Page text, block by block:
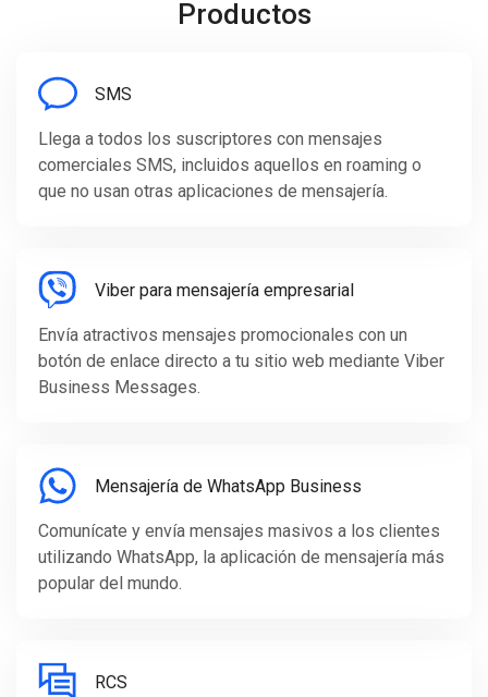
Productos
SMS
Llega a todos los suscriptores con mensajes
comerciales SMS, incluidos aquellos en roaming o
que no usan otras aplicaciones de mensajería.
Viber para mensajería empresarial
Envía atractivos mensajes promocionales con un
botón de enlace directo a tu sitio web mediante Viber
Business Messages.
Mensajería de WhatsApp Business
Comunícate y envía mensajes masivos a los clientes
utilizando WhatsApp, la aplicación de mensajería más
popular del mundo.
RCS